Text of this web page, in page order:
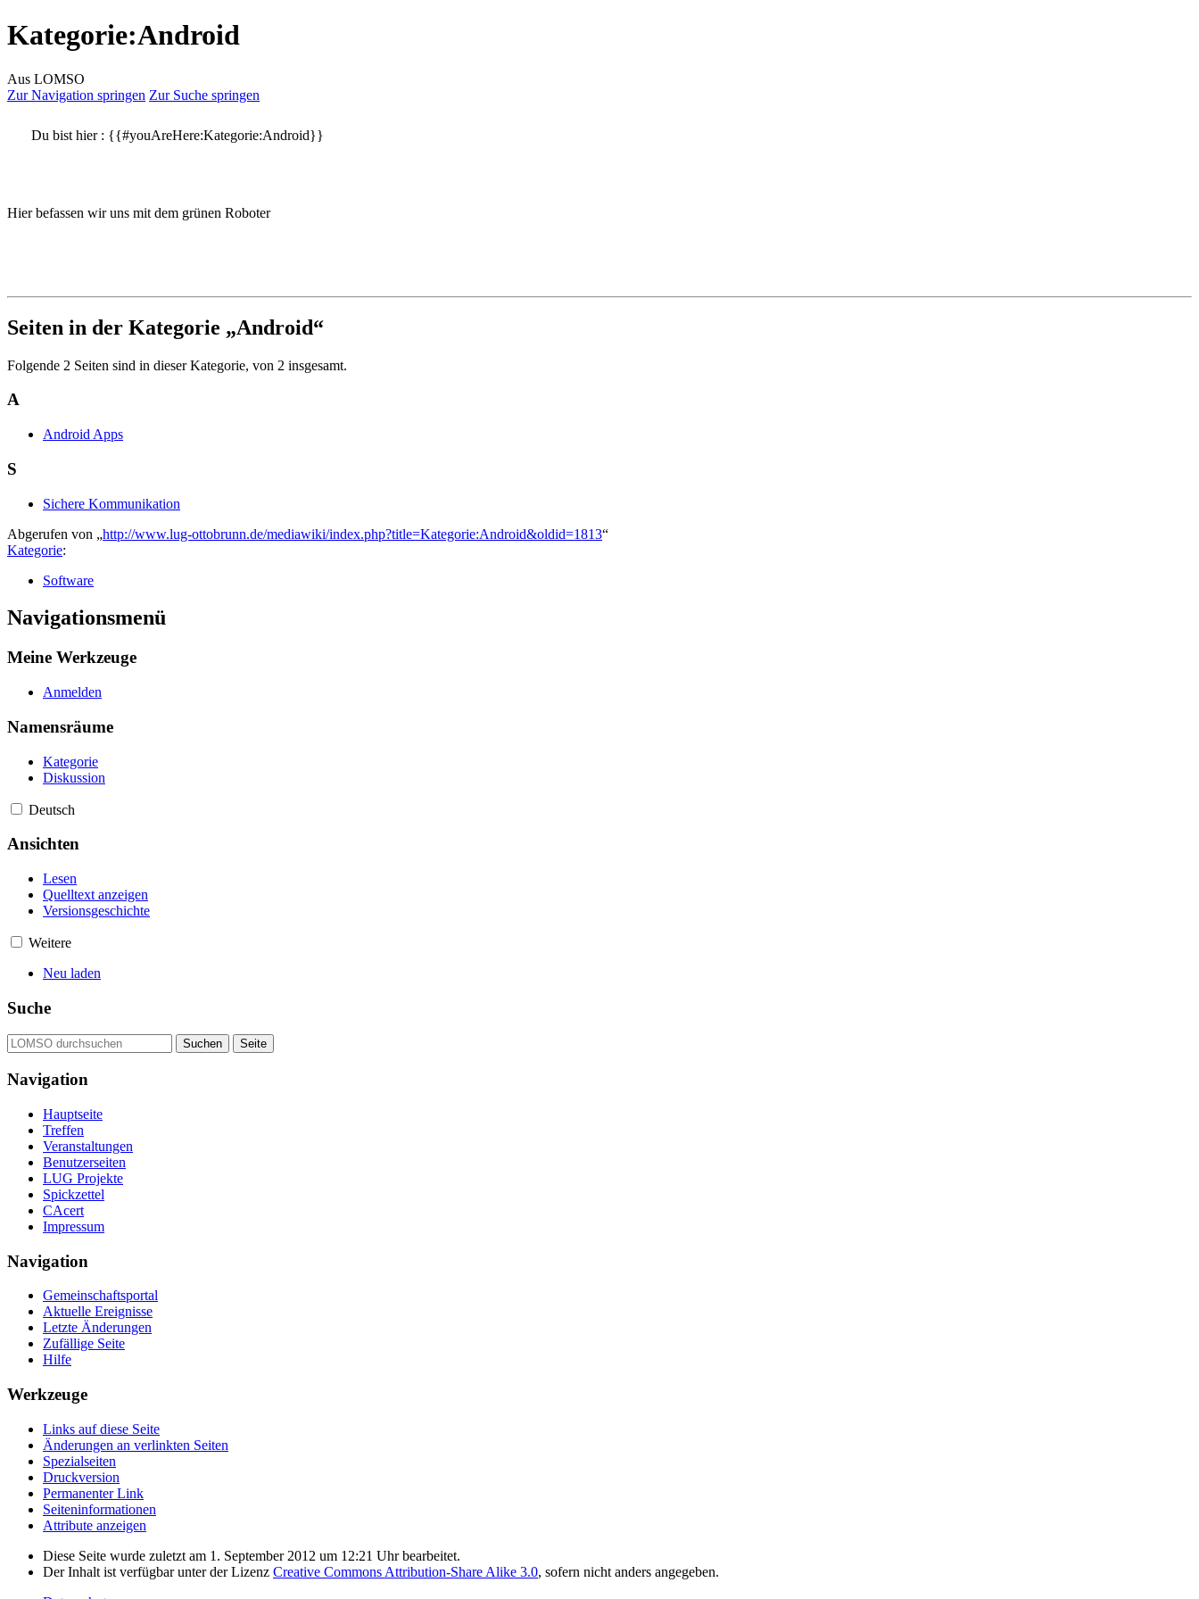
Kategorie:Android
Aus LOMSO
Zur Navigation springen Zur Suche springen
Du bist hier : {{#youAreHere:Kategorie:Android}}
Hier befassen wir uns mit dem grünen Roboter
Seiten in der Kategorie „Android“
Folgende 2 Seiten sind in dieser Kategorie, von 2 insgesamt.
A
Android Apps
S
Sichere Kommunikation
Abgerufen von „http://www.lug-ottobrunn.de/mediawiki/index.php?title=Kategorie:Android&oldid=1813“
Kategorie:
Software
Navigationsmenü
Meine Werkzeuge
Anmelden
Namensräume
Kategorie
Diskussion
Deutsch
Ansichten
Lesen
Quelltext anzeigen
Versionsgeschichte
Weitere
Neu laden
Suche
Navigation
Hauptseite
Treffen
Veranstaltungen
Benutzerseiten
LUG Projekte
Spickzettel
CAcert
Impressum
Navigation
Gemeinschafts­portal
Aktuelle Ereignisse
Letzte Änderungen
Zufällige Seite
Hilfe
Werkzeuge
Links auf diese Seite
Änderungen an verlinkten Seiten
Spezialseiten
Druckversion
Permanenter Link
Seiten­­informationen
Attribute anzeigen
Diese Seite wurde zuletzt am 1. September 2012 um 12:21 Uhr bearbeitet.
Der Inhalt ist verfügbar unter der Lizenz Creative Commons Attribution-Share Alike 3.0, sofern nicht anders angegeben.